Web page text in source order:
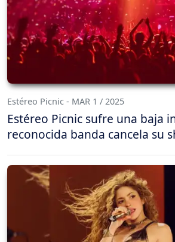
Estéreo Picnic - MAR 1 / 2025
Estéreo Picnic sufre una baja
reconocida banda cancela su